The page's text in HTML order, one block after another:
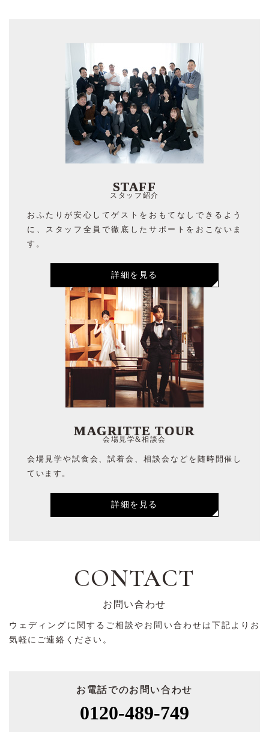
STAFF
スタッフ紹介
おふたりが安心してゲストをおもてなしできるよう
に、スタッフ全員で徹底したサポートをおこないま
す。
詳細を見る
MAGRITTE TOUR
会場見学&相談会
会場見学や試食会、試着会、相談会などを随時開催し
ています。
詳細を見る
CONTACT
お問い合わせ
ウェディングに関するご相談やお問い合わせは下記よりお
気軽にご連絡ください。
お電話でのお問い合わせ
0120-489-749